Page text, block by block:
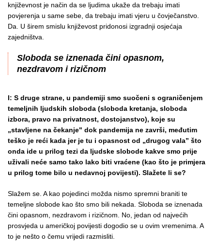
književnost je način da se ljudima ukaže da trebaju imati
povjerenja u same sebe, da trebaju imati vjeru u čovječanstvo.
Da. U širem smislu književost pridonosi izgradnji osjećaja
zajedništva.
Sloboda se iznenada čini opasnom,
nezdravom i rizičnom
I: S druge strane, u pandemiji smo suočeni s ograničenjem
temeljnih ljudskih sloboda (sloboda kretanja, sloboda
izbora, pravo na privatnost, dostojanstvo), koje su
„stavljene na čekanje" dok pandemija ne završi, međutim
teško je reći kada jer je tu i opasnost od „drugog vala” što
onda ide u prilog tezi da ljudske slobode kakve smo prije
uživali neće samo tako lako biti vraćene (kao što je primjera
u prilog tome bilo u nedavnoj povijesti). Slažete li se?
Slažem se. A kao pojedinci možda nismo spremni braniti te
temeljne slobode kao što smo bili nekada. Sloboda se iznenada
čini opasnom, nezdravom i rizičnom. No, jedan od najvećih
prosvjeda u američkoj povijesti dogodio se u ovim vremenima. A
to je nešto o čemu vrijedi razmisliti.